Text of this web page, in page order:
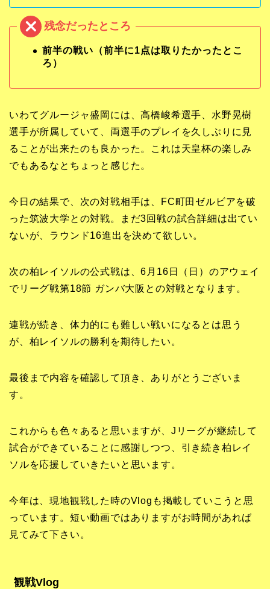
前半の戦い（前半に1点は取りたかったとこ
ろ）
いわてグルージャ盛岡には、高橋峻希選手、水野晃樹
選手が所属していて、両選手のプレイを久しぶりに見
ることが出来たのも良かった。これは天皇杯の楽しみ
でもあるなとちょっと感じた。
今日の結果で、次の対戦相手は、FC町田ゼルビアを破
った筑波大学との対戦。まだ3回戦の試合詳細は出てい
ないが、ラウンド16進出を決めて欲しい。
次の柏レイソルの公式戦は、6月16日（日）のアウェイ
でリーグ戦第18節 ガンバ大阪との対戦となります。
連戦が続き、体力的にも難しい戦いになるとは思う
が、柏レイソルの勝利を期待したい。
最後まで内容を確認して頂き、ありがとうございま
す。
これからも色々あると思いますが、Jリーグが継続して
試合ができていることに感謝しつつ、引き続き柏レイ
ソルを応援していきたいと思います。
今年は、現地観戦した時のVlogも掲載していこうと思
っています。短い動画ではありますがお時間があれば
見てみて下さい。
観戦Vlog